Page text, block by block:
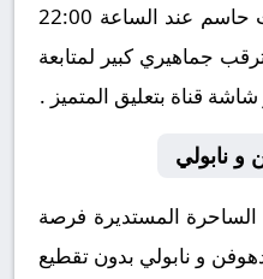
يوم 2025-10-21، في توقيت حاسم عند الساعة 22:00
جماهيري كبير لمتابعة
قناة بتعليق المتميز .
و نابولي
المستديرة فرصة
و نابولي بدون تقطيع